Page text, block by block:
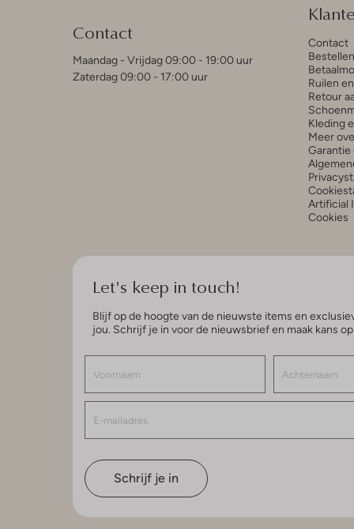
Contact
Maandag - Vrijdag 09:00 - 19:00 uur
Zaterdag 09:00 - 17:00 uur
Contact
Ruilen
Retour
Kleding
Meer
Garantie
Artificial
Cookies
Let's keep in touch!
Blijf op de hoogte van de nieuwste items en
jou. Schrijf je in voor de nieuwsbrief en maak kans
Schrijf je in